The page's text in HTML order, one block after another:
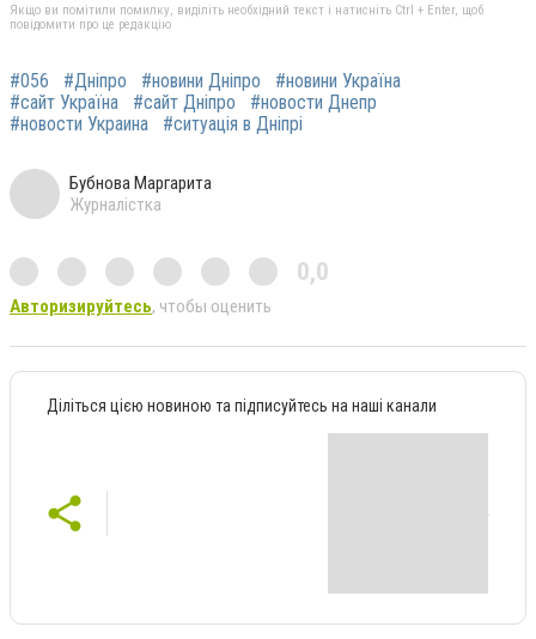
Якщо ви помітили помилку, виділіть необхідний текст і натисніть Ctrl + Enter, щоб
повідомити про це редакцію
#056 #Дніпро #новини Дніпро
#новини Україна
#сайт Україна
#сайт Дніпро
#новости Днепр
#новости Украина
#ситуація в Дніпрі
Бубнова Маргарита
Журналістка
0,0
Авторизируйтесь, чтобы оценить
Діліться цією новиною та підписуйтесь на наші канали